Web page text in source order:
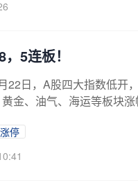
5连板！
22日，A股四大指数低开
金、油气、海运等板块
涨停